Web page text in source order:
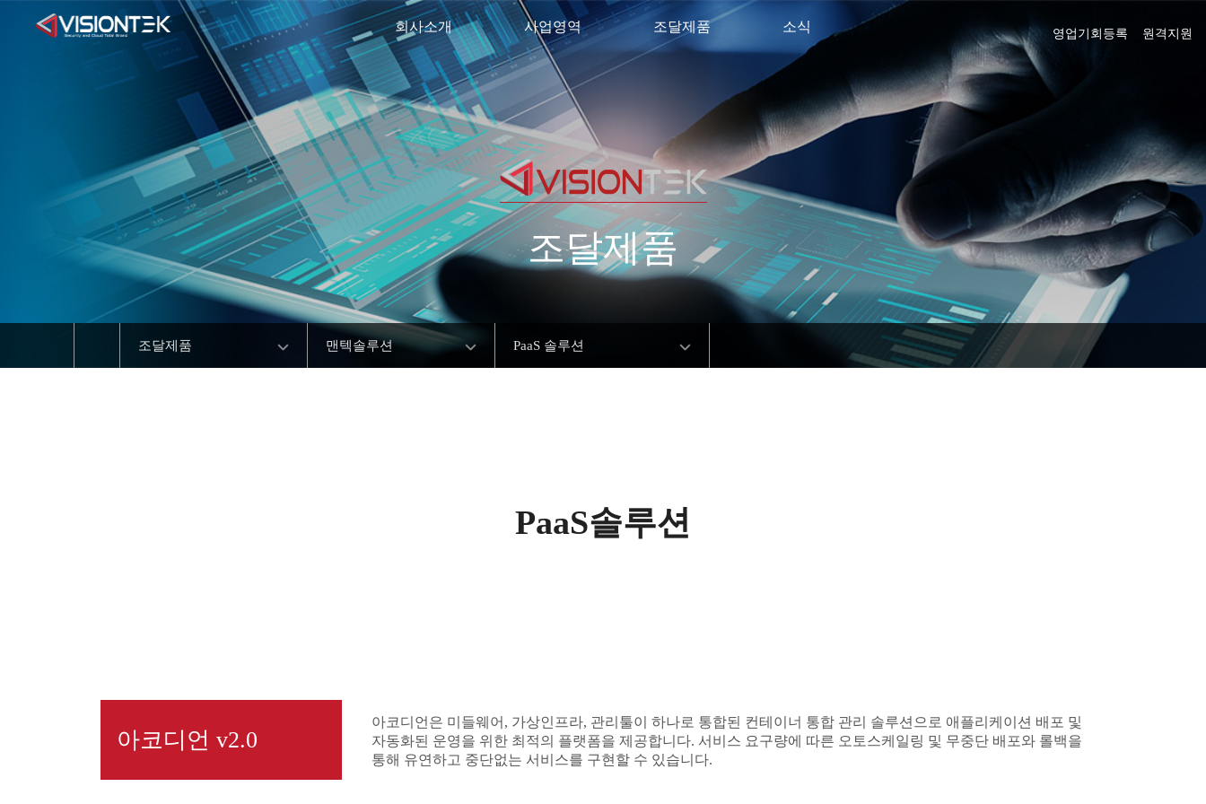
원격지원
영업기회등록
회사소개 사업영역 조달제품 소식
조달제품
조달제품 맨텍솔루션 PaaS 솔루션
PaaS솔루션
아코디언 v2.0
아코디언은 미들웨어, 가상인프라, 관리툴이 하나로 통합된 컨테이너 통합 관리 솔루션으로 애플리케이션 배포 및
자동화된 운영을 위한 최적의 플랫폼을 제공합니다. 서비스 요구량에 따른 오토스케일링 및 무중단 배포와 롤백을
통해 유연하고 중단없는 서비스를 구현할 수 있습니다.